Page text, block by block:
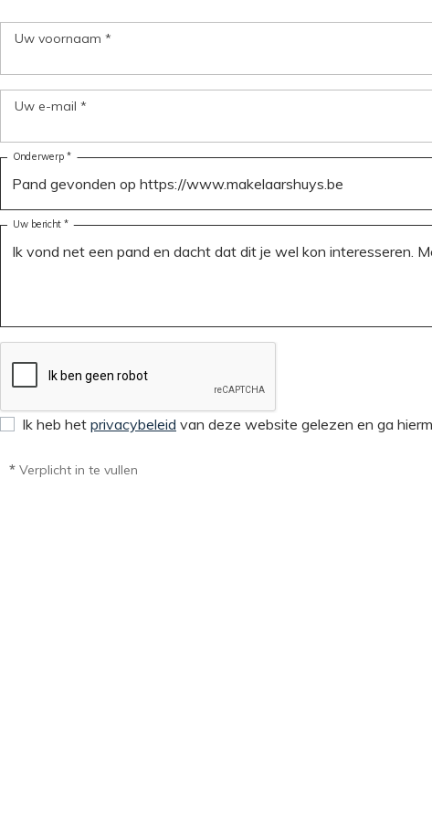
Uw voornaam *
Uw e-mail *
Onderwerp *
Uw bericht *
Ik heb het privacybeleid van deze website gelezen en ga
* Verplicht in te vullen